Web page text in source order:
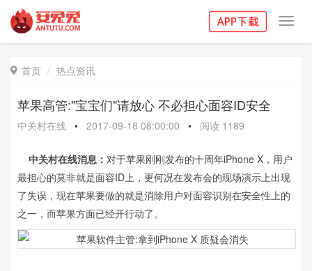
 首页 热点资讯
苹果高管:"宝宝们"请放心 不必担心面容ID安全
中关村在线 • 2017-09-18 08:00:00 • 阅读 1189
中关村在线消息： 对于苹果刚刚发布的十周年iPhone X，用户
最担心的莫非就是面容ID上，更何况在发布会的现场演示上出现
了失误，现在苹果要做的就是消除用户对面容识别在安全性上的
之一，而苹果方面已经开行动了。